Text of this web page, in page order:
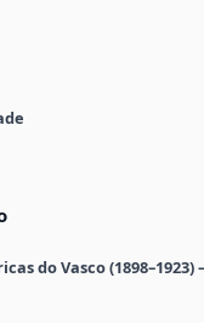
do Vasco